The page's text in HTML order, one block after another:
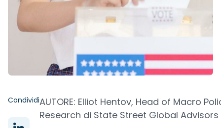
CondividiAUTORE: Elliot Hentov, Head of Macro
Research di State Street Global Advisors